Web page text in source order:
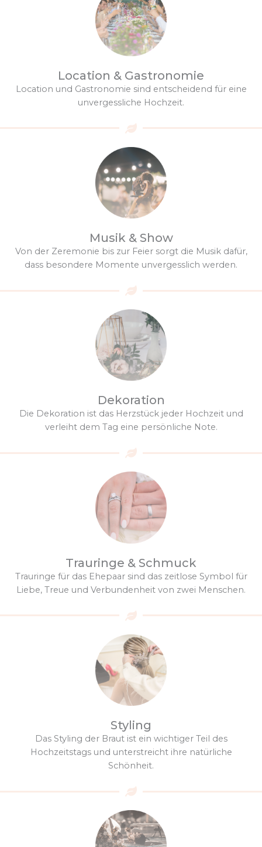
Location & Gastronomie
Location und Gastronomie sind entscheidend für eine
unvergessliche Hochzeit.
Musik & Show
Von der Zeremonie bis zur Feier sorgt die Musik dafür,
dass besondere Momente unvergesslich werden.
Dekoration
Die Dekoration ist das Herzstück jeder Hochzeit und
verleiht dem Tag eine persönliche Note.
Trauringe & Schmuck
Trauringe für das Ehepaar sind das zeitlose Symbol für
Liebe, Treue und Verbundenheit von zwei Menschen.
Styling
Das Styling der Braut ist ein wichtiger Teil des
Hochzeitstags und unterstreicht ihre natürliche
Schönheit.